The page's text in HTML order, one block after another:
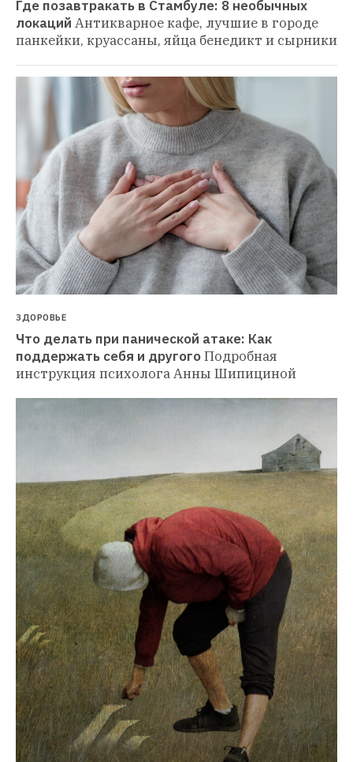
Где позавтракать в Стамбуле: 8 необычных
локаций Антикварное кафе, лучшие в городе
панкейки, круассаны, яйца бенедикт и сырники
ЗДОРОВЬЕ
Что делать при панической атаке: Как
поддержать себя и другогоПодробная
инструкция психолога Анны Шипициной